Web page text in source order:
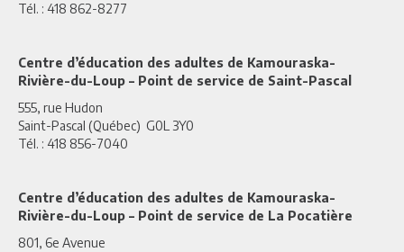
Tél. : 418 862-8277
Centre d’éducation des adultes de Kamouraska-
Rivière-du-Loup – Point de service de Saint-Pascal
555, rue Hudon
Saint-Pascal (Québec) G0L 3Y0
Tél. : 418 856-7040
Centre d’éducation des adultes de Kamouraska-
Rivière-du-Loup – Point de service de La Pocatière
801, 6e Avenue